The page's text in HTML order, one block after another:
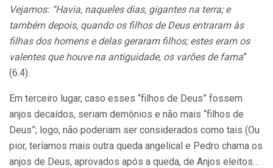
Vejamos: “Havia, naqueles dias, gigantes na terra; e
também depois, quando os filhos de Deus entraram às
filhas dos homens e delas geraram filhos; estes eram os
valentes que houve na antiguidade, os varões de fama”
(6.4).
Em terceiro lugar, caso esses “filhos de Deus” fossem
anjos decaídos, seriam demônios e não mais “filhos de
Deus”; logo, não poderiam ser considerados como tais (Ou
pior, teríamos mais outra queda angelical e Pedro chama os
anjos de Deus, aprovados após a queda, de Anjos eleitos…